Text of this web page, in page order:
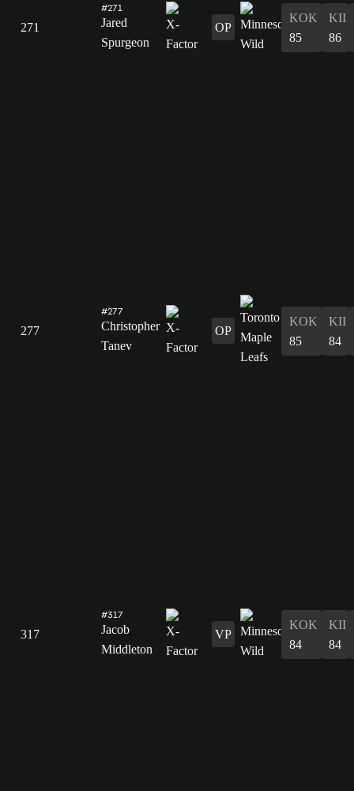
271
#271
Jared
Spurgeon
OP
KOK
85
KII
86
277
#277
Christopher
Tanev
OP
KOK
85
KII
84
317
#317
Jacob
Middleton
VP
KOK
84
KII
84